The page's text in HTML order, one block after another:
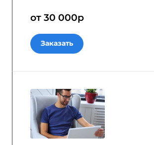
от 30 000р
Заказать